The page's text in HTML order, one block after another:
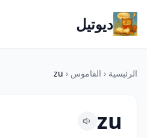
ديوتيل
الرئيسية ‹ القاموس ‹
zu
zu